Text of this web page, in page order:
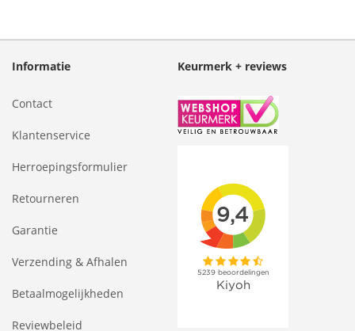
Informatie
Contact
Klantenservice
Herroepingsformulier
Retourneren
Garantie
Verzending & Afhalen
Betaalmogelijkheden
Reviewbeleid
Keurmerk + reviews